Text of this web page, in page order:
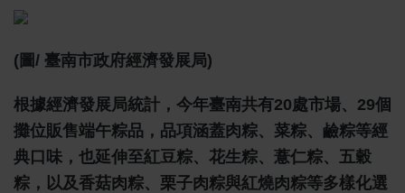
(圖/ 臺南市政府經濟發展局)
根據經濟發展局統計，今年臺南共有20處市場、29個
攤位販售端午粽品，品項涵蓋肉粽、菜粽、鹼粽等經
典口味，也延伸至紅豆粽、花生粽、薏仁粽、五穀
粽，以及香菇肉粽、栗子肉粽與紅燒肉粽等多樣化選